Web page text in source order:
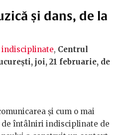
și dans, de la
, Centrul
joi, 21 februarie, de
și cum o mai
de întâlniri indisciplinate de